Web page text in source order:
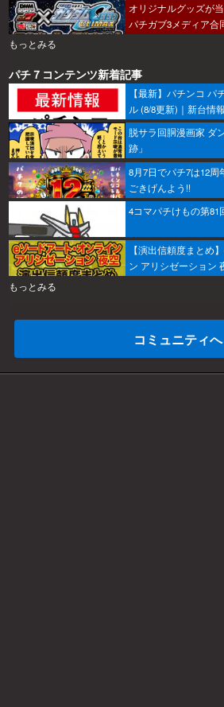
オリジナルグッズが
パチガブ3メディア合
もっとみる
パチ７コンテンツ新着記事
【最新】パチンコ パ
ル (8/8更新)｜新台情
脱サラ回胴漫画家 ダ
跡」
8月7日でパチ7は12
ごきげんよう!!
4コマパチけもの第
【演出信頼度まとめ
ン アリシゼーション
もっとみる
コミュニティへ